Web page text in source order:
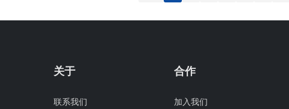
关于
联系我们
合作
加入我们